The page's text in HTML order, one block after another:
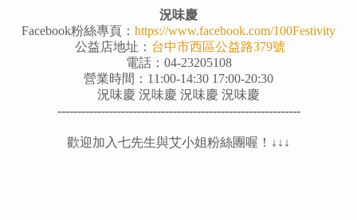
況味慶
Facebook粉絲專頁： https://www.facebook.com/100Festivity
公益店地址： 台中市西區公益路379號
電話：04-23205108
營業時間：11:00-14:30 17:00-20:30
況味慶 況味慶 況味慶 況味慶
-------------------------------------------------------------
歡迎加入七先生與艾小姐粉絲團喔！↓↓↓